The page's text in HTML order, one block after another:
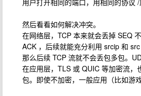
用户打开相同的端口，用相同的协议 /
然后看看如何解决冲突。
在网络层，TCP 本来就会丢掉 SEQ
ACK ，后续就能充分利用 srcip 和 src
那么后续 TCP 流就不会丢包多包。
在应用层，TLS 或 QUIC 等加密流，
包。即使不加密，一般应用（比如游